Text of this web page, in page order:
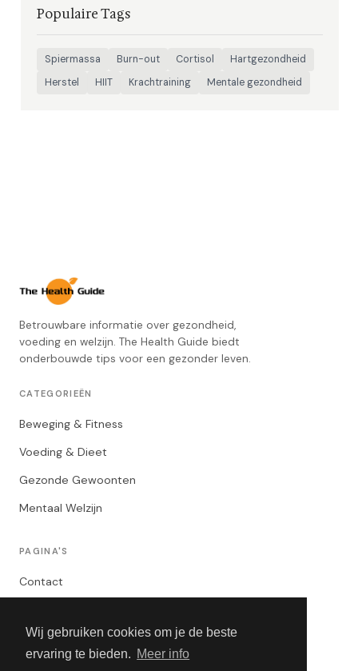
Wij gebruiken cookies om je de beste
ervaring te bieden. Meer info
Populaire Tags
Spiermassa Burn-out Cortisol
Hartgezondheid
Herstel
HIIT Krachtraining Mentale gezondheid
Betrouwbare informatie over gezondheid,
voeding en welzijn. The Health Guide biedt
onderbouwde tips voor een gezonder leven.
CATEGORIEËN
Beweging & Fitness
Voeding & Dieet
Gezonde Gewoonten
Mentaal Welzijn
PAGINA'S
Contact
Algemene Voorwaarden
Adverteren